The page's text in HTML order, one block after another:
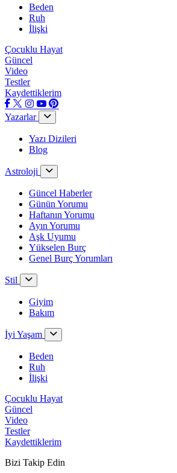
Beden
Ruh
İlişki
Çocuklu Hayat
Güncel
Video
Testler
Kaydettiklerim
Yazarlar
Yazı Dizileri
Blog
Astroloji
Güncel Haberler
Günün Yorumu
Haftanın Yorumu
Ayın Yorumu
Aşk Uyumu
Yükselen Burç
Genel Burç Yorumları
Stil
Giyim
Bakım
İyi Yaşam
Beden
Ruh
İlişki
Çocuklu Hayat
Güncel
Video
Testler
Kaydettiklerim
Bizi Takip Edin